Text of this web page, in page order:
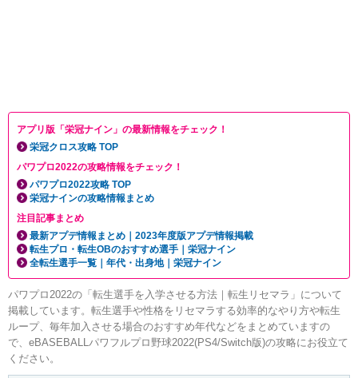
アプリ版「栄冠ナイン」の最新情報をチェック！
栄冠クロス攻略 TOP
パワプロ2022の攻略情報をチェック！
パワプロ2022攻略 TOP
栄冠ナインの攻略情報まとめ
注目記事まとめ
最新アプデ情報まとめ｜2023年度版アプデ情報掲載
転生プロ・転生OBのおすすめ選手｜栄冠ナイン
全転生選手一覧｜年代・出身地｜栄冠ナイン
パワプロ2022の「転生選手を入学させる方法｜転生リセマラ」について
掲載しています。転生選手や性格をリセマラする効率的なやり方や転生
ループ、毎年加入させる場合のおすすめ年代などをまとめていますの
で、eBASEBALLパワフルプロ野球2022(PS4/Switch版)の攻略にお役立て
ください。